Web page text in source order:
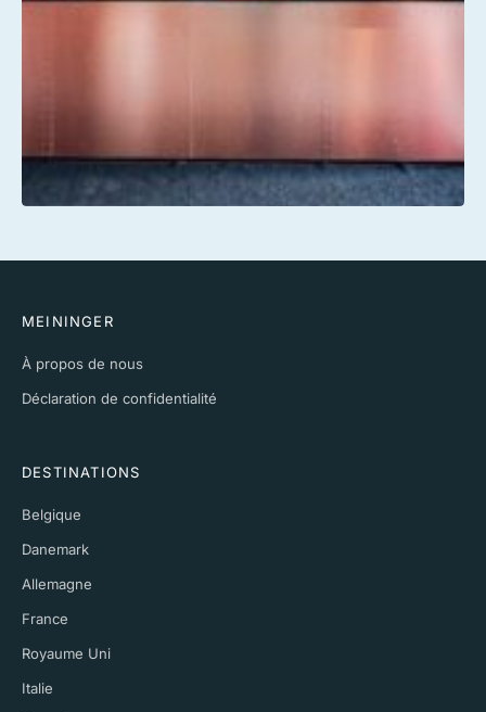
MEININGER
À propos de nous
Déclaration de confidentialité
DESTINATIONS
Belgique
Danemark
Allemagne
France
Royaume Uni
Italie